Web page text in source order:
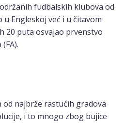
fudbalskih klubova od
u Engleskoj već i u čitavom
20 puta osvajao prvenstvo
od najbrže rastućih gradova
i to mnogo zbog bujice